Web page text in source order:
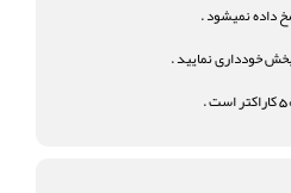
داده نمیشود .
خودداری نمایید .